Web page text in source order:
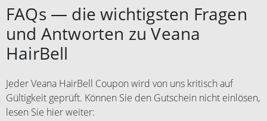
FAQs — die wichtigsten Fragen
und Antworten zu Veana
HairBell
Jeder Veana HairBell Coupon wird von uns kritisch auf
Gültigkeit geprüft. Können Sie den Gutschein nicht einlösen,
lesen Sie hier weiter: